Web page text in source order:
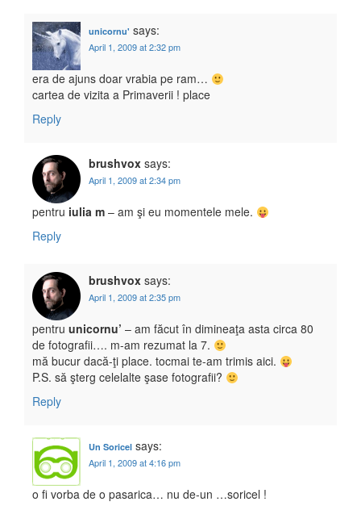
unicornu' says:
April 1, 2009 at 2:32 pm
era de ajuns doar vrabia pe ram…
cartea de vizita a Primaverii ! place
Reply
brushvox says:
April 1, 2009 at 2:34 pm
pentru iulia m – am şi eu momentele mele.
Reply
brushvox says:
April 1, 2009 at 2:35 pm
pentru unicornu’ – am făcut în dimineaţa asta circa 80
de fotografii…. m-am rezumat la 7.
mă bucur dacă-ţi place. tocmai te-am trimis aici.
P.S. să şterg celelalte şase fotografii?
Reply
Un Soricel says:
April 1, 2009 at 4:16 pm
o fi vorba de o pasarica… nu de-un …soricel !